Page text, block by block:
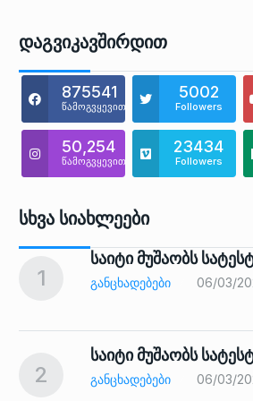
Დაგვიკავშირდით
875541
წამოგვყევით
5002
Followers
50,254
წამოგვყევით
23434
Followers
Სხვა Სიახლეები
1
საიტი მუშაობს
ᲒᲐᲜᲪᲮᲐᲓᲔᲑᲔᲑᲘ 06/03/
2
საიტი მუშაობს
ᲒᲐᲜᲪᲮᲐᲓᲔᲑᲔᲑᲘ 06/03/